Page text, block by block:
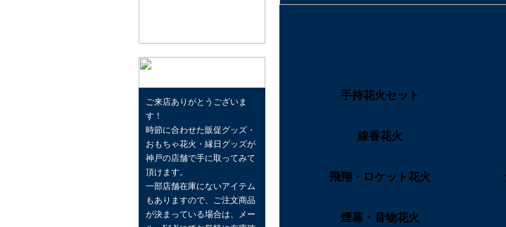
ご来店ありがとうございま
す！
時節に合わせた販促グッズ・
おもちゃ花火・縁日グッズが
神戸の店舗で手に取ってみて
頂けます。
一部店舗在庫にないアイテム
もありますので、ご注文商品
が決まっている場合は、メー
手持花火セット
線香花火
飛翔・ロケット花火
煙幕・音物花火